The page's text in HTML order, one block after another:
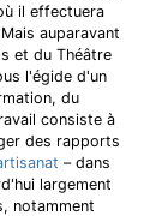
il effectuera
auparavant
et du Théâtre
l'égide d'un
du
consiste à
des rapports
– dans
largement
notamment